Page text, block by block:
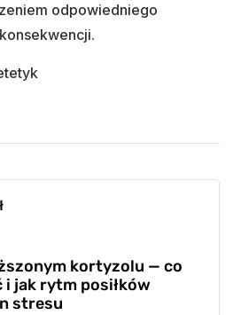
odpowiedniego
kortyzolu — co
i jak rytm posiłków
stresu